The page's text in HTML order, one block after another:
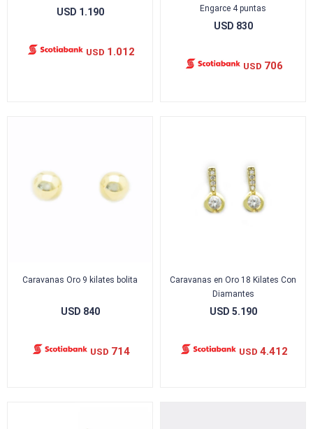
USD 1.190
USD 1.012
Engarce 4 puntas
USD 830
USD 706
Caravanas Oro 9 kilates bolita
USD 840
USD 714
Caravanas en Oro 18 Kilates Con
Diamantes
USD 5.190
USD 4.412